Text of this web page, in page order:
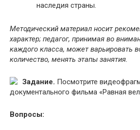
наследия страны.
Методический материал носит
характер; педагог, принимая во
каждого класса, может варьировать
количество, менять этапы занятия.
Задание. Посмотрите
документального фильма «Равная
Вопросы: